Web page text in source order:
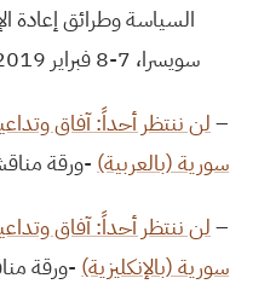
السياسة وطرائق إعادة
سويسرا، 7-8 فبراير 2019
–لن ننتظر أحداً: آفاق
سورية (بالعربية) -ورقة
–لن ننتظر أحداً: آفاق
سورية (بالإنكليزية) -ورقة